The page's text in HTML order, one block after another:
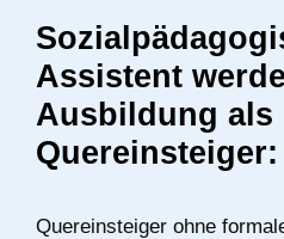
Assistent
Ausbildung als
Quereinsteiger:
Quereinsteiger ohne